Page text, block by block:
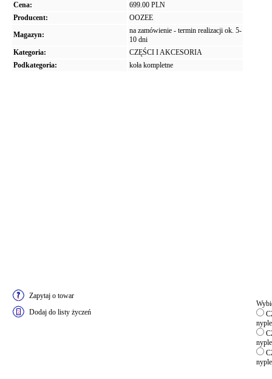
Cena:
699.00 PLN
Producent:
OOZEE
Magazyn:
na zamówienie - termin realizacji ok. 5-
10 dni
Kategoria:
CZĘŚCI I AKCESORIA
Podkategoria:
koła kompletne
Zapytaj o towar
Dodaj do listy życzeń
nyple
nyple
nyple